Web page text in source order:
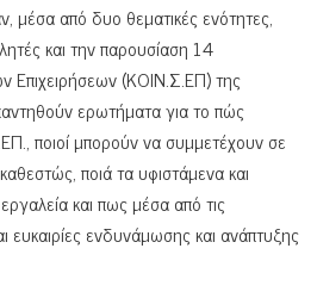
μέσα από δυο θεματικές ενότητες,
και την παρουσίαση 14
Επιχειρήσεων (ΚΟΙΝ.Σ.ΕΠ) της
ερωτήματα για το πώς
ποιοί μπορούν να συμμετέχουν σε
ποιά τα υφιστάμενα και
και πως μέσα από τις
ενδυνάμωσης και ανάπτυξης